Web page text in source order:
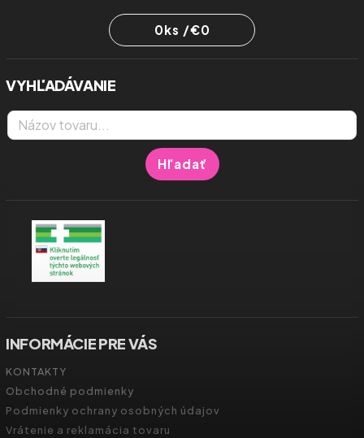
0ks /€0
VYHĽADÁVANIE
Hľadať
INFORMÁCIE PRE VÁS
KONTAKTY
Obchodné podmienky
Podmienky ochrany osobných údajov
Vrátenie a reklamácia tovaru